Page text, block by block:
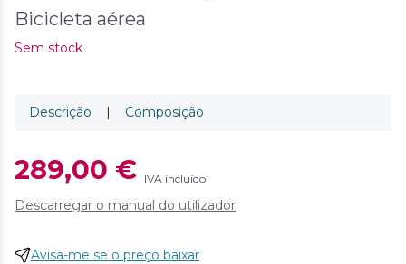
Bicicleta aérea
Sem stock
Descrição | Composição
289,00 € IVA incluído
Descarregar o manual do utilizador
Avisa-me se o preço baixar